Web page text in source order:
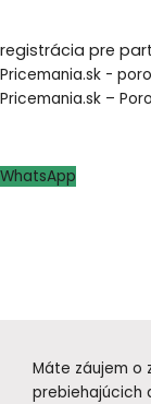
registrácia pre
Pricemania.sk -
Pricemania.sk –
WhatsApp
Máte záujem o
prebiehajúcich